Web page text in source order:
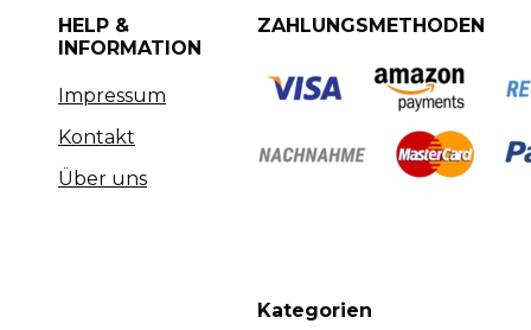
HELP &
INFORMATION
Impressum
Kontakt
Über uns
ZAHLUNGSMETHODEN
Kategorien